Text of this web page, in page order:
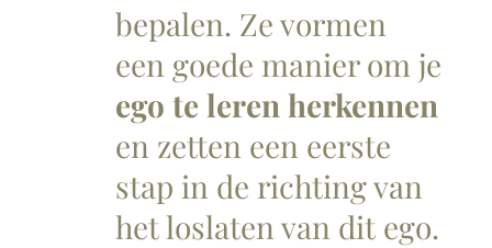
bepalen. Ze vormen
een goede manier om je
ego te leren herkennen
en zetten een eerste
stap in de richting van
het loslaten van dit ego.